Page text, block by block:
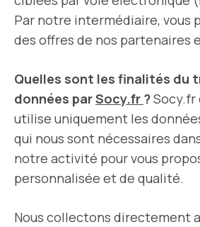
Par notre intermédiaire, vous
des offres de nos partenaires
Quelles sont les finalités du
données parSocy.fr ?
utilise uniquement les
qui nous sont nécessaires
notre activité pour vous
personnalisée et de qualité.
Nous collectons directement